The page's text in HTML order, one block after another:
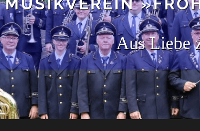
MUSIKVEREIN
Aus Liebe